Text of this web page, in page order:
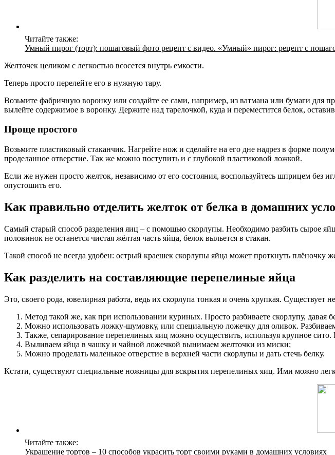
Читайте также:
Умный пирог (торт): пошаговый фото рецепт с видео. «Умный» пирог: рецепт с
Желточек целиком с легкостью всосется внутрь емкости.
Теперь просто перелейте его в нужную тару.
Возьмите фабричную воронку или создайте ее сами, например, из ватмана или бумаги для
вылейте содержимое в воронку. Держите над тарелочкой, куда и переместится белок,
Проще простого
Возьмите пластиковый стаканчик. Нагрейте нож и сделайте на его дне надрез в форме
проделанное отверстие. Так же можно поступить и с глубокой пластиковой ложкой.
Если же нужен просто желток, независимо от его состояния, воспользуйтесь шприцем без
опустошить его.
Как правильно отделить желток от белка в домашних
Самый старый способ разделения яиц – с помощью скорлупы. Необходимо разбить сырое
половинок не останется чистая жёлтая часть яйца, белок выльется в стакан.
Такой способ не всегда удобен: острый краешек скорлупы яйца может проткнуть плёночку
Как разделить на составляющие перепелиные яйца
Это, своего рода, ювелирная работа, ведь их скорлупа тонкая и очень хрупкая. Существует
Метод такой же, как при использовании куриных. Просто разбиваете скорлупу, давая
Можно использовать ложку-шумовку, или специальную ложечку для оливок.
Также, сепарирование перепелиных яиц можно осуществить, используя крупное сито.
Выливаем яйца в чашку и чайной ложечкой вынимаем желточки из миски;
Можно проделать маленькое отверстие в верхней части скорлупы и дать стечь белку.
Кстати, существуют специальные ножницы для вскрытия перепелиных яиц. Ими можно
Читайте также:
Украшение тортов – 10 способов украсить торт своими руками в домашних условиях